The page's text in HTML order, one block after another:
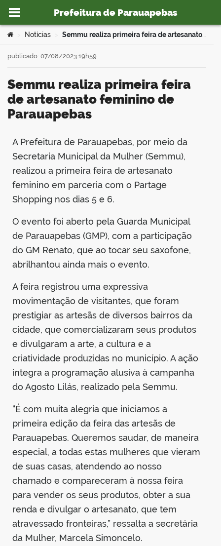
Ir para o conteúdo
Prefeitura de Parauapebas
portal
Você está aqui:
Notícias Semmu realiza primeira feira de artesanato feminino de Parauapebas
Semmu realiza primeira feira
de artesanato feminino de
Parauapebas
publicado: 07/08/2023 19h59
A Prefeitura de Parauapebas, por meio da
Secretaria Municipal da Mulher (Semmu),
realizou a primeira feira de artesanato
feminino em parceria com o Partage
Shopping nos dias 5 e 6.
O evento foi aberto pela Guarda Municipal
de Parauapebas (GMP), com a participação
do GM Renato, que ao tocar seu saxofone,
abrilhantou ainda mais o evento.
A feira registrou uma expressiva
movimentação de visitantes, que foram
prestigiar as artesãs de diversos bairros da
cidade, que comercializaram seus produtos
e divulgaram a arte, a cultura e a
criatividade produzidas no município. A ação
integra a programação alusiva à campanha
do Agosto Lilás, realizado pela Semmu.
“É com muita alegria que iniciamos a
primeira edição da feira das artesãs de
Parauapebas. Queremos saudar, de maneira
especial, a todas estas mulheres que vieram
de suas casas, atendendo ao nosso
chamado e compareceram à nossa feira
para vender os seus produtos, obter a sua
renda e divulgar o artesanato, que tem
atravessado fronteiras,” ressalta a secretária
da Mulher, Marcela Simoncelo.